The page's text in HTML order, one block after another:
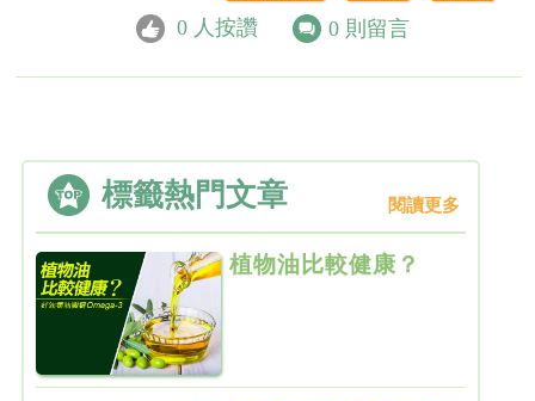
0 人按讚 0 則留言
標籤熱門文章 閱讀更多
植物油比較健康？